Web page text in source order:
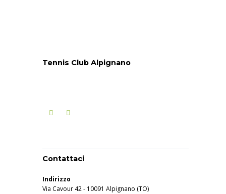
Tennis Club Alpignano
Contattaci
Indirizzo
Via Cavour 42 - 10091 Alpignano (TO)